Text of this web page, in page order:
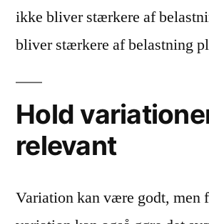
ikke bliver stærkere af
bliver stærkere af belastning
Hold
relevant
Variation kan være godt, men